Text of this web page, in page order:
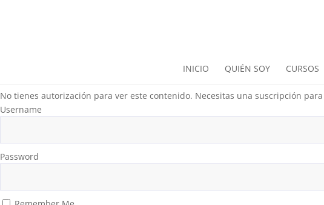
INICIO QUIÉN SOY CURSOS
No tienes autorización para ver este contenido. Necesitas una suscripción
Username
Password